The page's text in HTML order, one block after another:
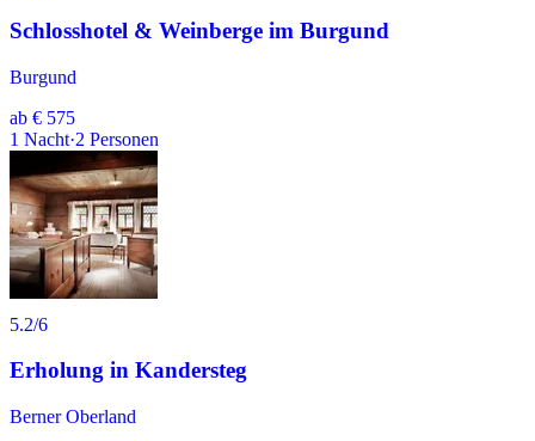
Schlosshotel & Weinberge im Burgund
Burgund
ab € 575
1 Nacht·2 Personen
5.2/6
Erholung in Kandersteg
Berner Oberland